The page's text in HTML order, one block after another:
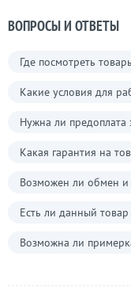
ВОПРОСЫ И ОТВЕТЫ
Где посмотреть
Какие условия для
Нужна ли предоплата
Какая гарантия на
Возможен ли обмен и
Есть ли данный
Возможна ли